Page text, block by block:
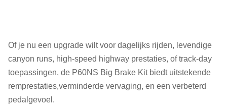
Of je nu een upgrade wilt voor dagelijks rijden, levendige
canyon runs, high-speed highway prestaties, of track-day
toepassingen, de P60NS Big Brake Kit biedt uitstekende
remprestaties,verminderde vervaging, en een verbeterd
pedalgevoel.